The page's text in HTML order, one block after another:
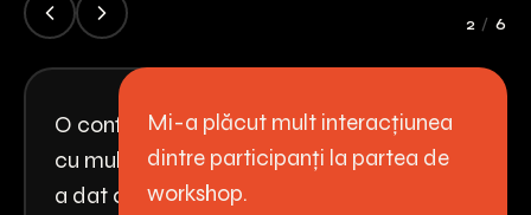
2 / 6
O conferință de unde am plecat
cu multe notițe și informații. Mi-
a dat claritate pașii pe care
Mi-a plăcut mult interacțiunea
dintre participanți la partea de
workshop.